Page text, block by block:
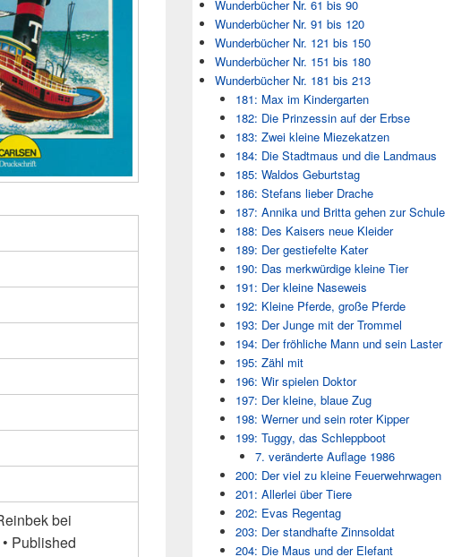
bei
Published
Wunderbücher Nr. 61 bis 90
Wunderbücher Nr. 91 bis 120
Wunderbücher Nr. 121 bis 150
Wunderbücher Nr. 151 bis 180
Wunderbücher Nr. 181 bis 213
181: Max im Kindergarten
182: Die Prinzessin auf der Erbse
183: Zwei kleine Miezekatzen
184: Die Stadtmaus und die Landmaus
185: Waldos Geburtstag
186: Stefans lieber Drache
187: Annika und Britta gehen zur Schule
188: Des Kaisers neue Kleider
189: Der gestiefelte Kater
190: Das merkwürdige kleine Tier
191: Der kleine Naseweis
192: Kleine Pferde, große Pferde
193: Der Junge mit der Trommel
194: Der fröhliche Mann und sein Laster
195: Zähl mit
196: Wir spielen Doktor
197: Der kleine, blaue Zug
198: Werner und sein roter Kipper
199: Tuggy, das Schleppboot
7. veränderte Auflage 1986
200: Der viel zu kleine Feuerwehrwagen
201: Allerlei über Tiere
202: Evas Regentag
203: Der standhafte Zinnsoldat
204: Die Maus und der Elefant